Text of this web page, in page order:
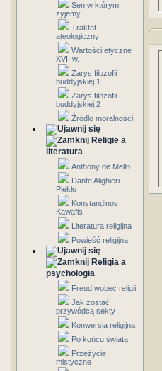
Sen w którym
żyjemy
Traktat
ateologiczny
Wartości etyczne
XVII w.
Zarys filozofii
buddyjskiej 1
Zarys filozofii
buddyjskiej 2
Źródło moralności
Religie a
literatura
Anthony de Mello
Dante Alighieri -
Piekło
Konstandinos
Kawafis
Literatura religijna
Powieść religijna
Religia a
psychologia
Freud wobec religii
Jak zostać
przywódcą sekty
Konwersja religijna
Po końcu świata
Przeżycie
mistyczne